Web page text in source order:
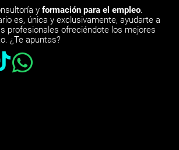
y formación para el empleo.
es, única y exclusivamente, ayudarte a
profesionales ofreciéndote los mejores
¿Te apuntas?